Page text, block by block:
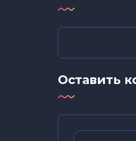
Оставить